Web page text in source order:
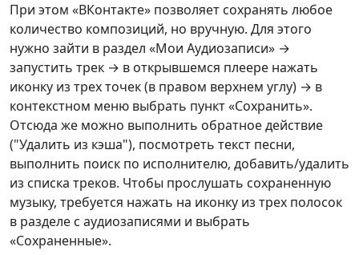
При этом «ВКонтакте» позволяет сохранять любое
количество композиций, но вручную. Для этого
нужно зайти в раздел «Мои Аудиозаписи» →
запустить трек → в открывшемся плеере нажать
иконку из трех точек (в правом верхнем углу) → в
контекстном меню выбрать пункт «Сохранить».
Отсюда же можно выполнить обратное действие
("Удалить из кэша"), посмотреть текст песни,
выполнить поиск по исполнителю, добавить/удалить
из списка треков. Чтобы прослушать сохраненную
музыку, требуется нажать на иконку из трех полосок
в разделе с аудиозаписями и выбрать
«Сохраненные».